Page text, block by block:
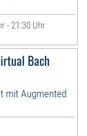
- 21:30 Uhr
Bach
mit Augmented